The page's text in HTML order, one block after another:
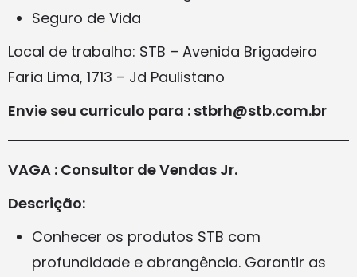
Seguro de Vida
Local de trabalho: STB – Avenida Brigadeiro
Faria Lima, 1713 – Jd Paulistano
Envie seu curriculo para : stbrh@stb.com.br
VAGA : Consultor de Vendas Jr.
Descrição:
Conhecer os produtos STB com
profundidade e abrangência. Garantir as